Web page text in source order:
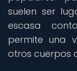
suelen ser
escasa
permite una
otros cuerpos